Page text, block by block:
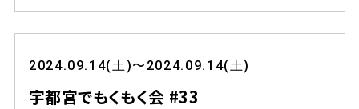
2024.09.14(土)〜2024.09.14(土)
宇都宮でもくもく会 #33